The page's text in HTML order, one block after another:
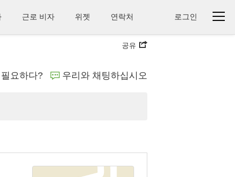
근로 비자 위젯 연락처 로그인
공유
요하다? 우리와 채팅하십시오